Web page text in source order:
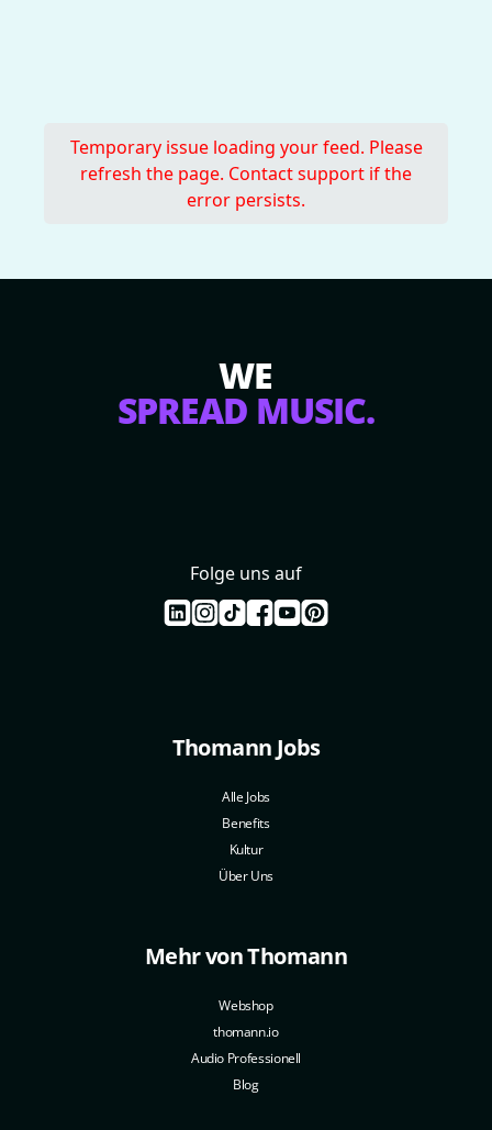
Temporary issue loading your feed. Please
refresh the page. Contact support if the
error persists.
WE
SPREAD MUSIC.
Folge uns auf
Thomann Jobs
Alle Jobs
Benefits
Kultur
Über Uns
Mehr von Thomann
Webshop
thomann.io
Audio Professionell
Blog